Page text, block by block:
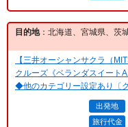
目的地：北海道、宮城県、茨
【三井オーシャンサクラ（
クルーズ《ベランダスイート
◆他のカテゴリー設定あり〔
出発地
旅行代金